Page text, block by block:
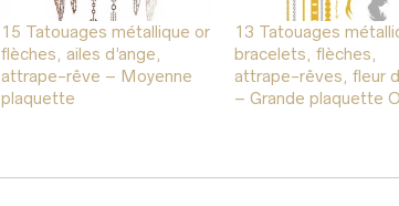
15 Tatouages métallique or
flèches, ailes d’ange,
attrape-rêve – Moyenne
plaquette
13 Tatouages
bracelets, flèches,
attrape-rêves, fleur
– Grande plaquette